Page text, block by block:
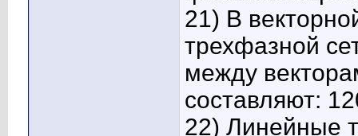
21) В
трехфазной
между
составляют:
22) Линейные